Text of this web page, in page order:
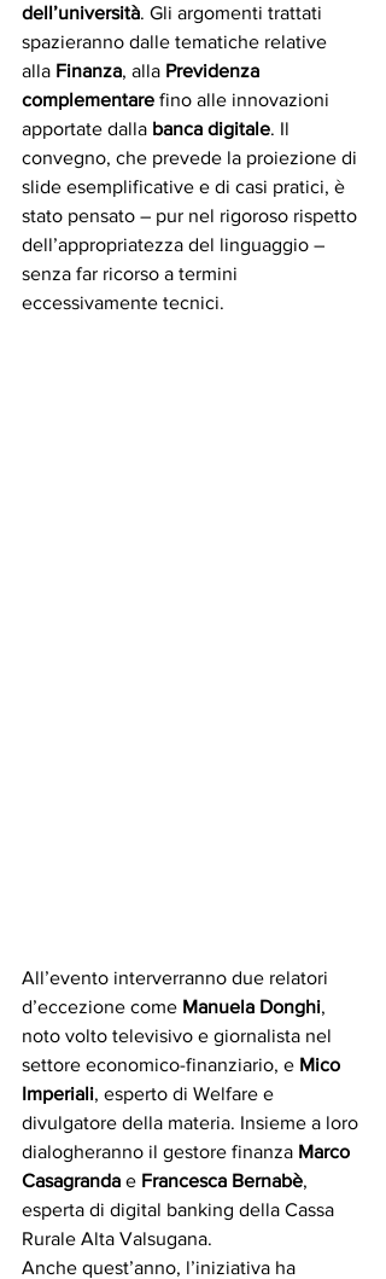
dell’università. Gli argomenti trattati
spazieranno dalle tematiche relative
alla Finanza, alla Previdenza
complementare fino alle innovazioni
apportate dalla banca digitale. Il
convegno, che prevede la proiezione di
slide esemplificative e di casi pratici, è
stato pensato – pur nel rigoroso rispetto
dell’appropriatezza del linguaggio –
senza far ricorso a termini
eccessivamente tecnici.
All’evento interverranno due relatori
d’eccezione come Manuela Donghi,
noto volto televisivo e giornalista nel
settore economico-finanziario, e Mico
Imperiali, esperto di Welfare e
divulgatore della materia. Insieme a loro
dialogheranno il gestore finanza Marco
Casagranda e Francesca Bernabè,
esperta di digital banking della Cassa
Rurale Alta Valsugana.
Anche quest’anno, l’iniziativa ha